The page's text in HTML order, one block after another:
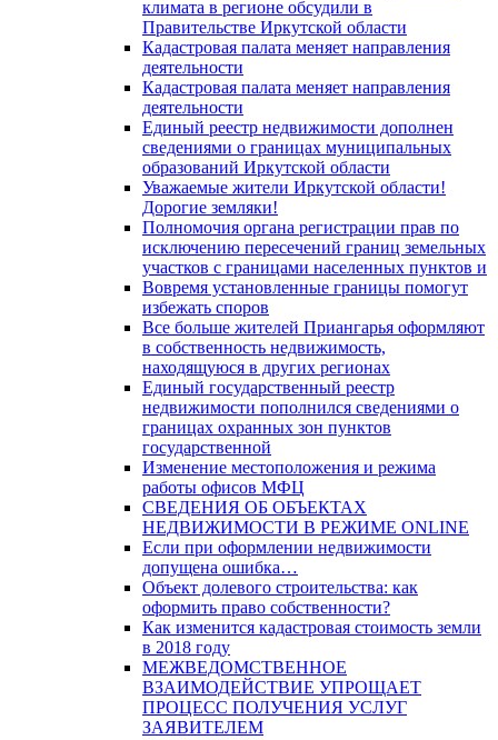
климата в регионе обсудили в
Правительстве Иркутской области
Кадастровая палата меняет направления
деятельности
Кадастровая палата меняет направления
деятельности
Единый реестр недвижимости дополнен
сведениями о границах муниципальных
образований Иркутской области
Уважаемые жители Иркутской области!
Дорогие земляки!
Полномочия органа регистрации прав по
исключению пересечений границ земельных
участков с границами населенных пунктов и
Вовремя установленные границы помогут
избежать споров
Все больше жителей Приангарья оформляют
в собственность недвижимость,
находящуюся в других регионах
Единый государственный реестр
недвижимости пополнился сведениями о
границах охранных зон пунктов
государственной
Изменение местоположения и режима
работы офисов МФЦ
СВЕДЕНИЯ ОБ ОБЪЕКТАХ
НЕДВИЖИМОСТИ В РЕЖИМЕ ONLINE
Если при оформлении недвижимости
допущена ошибка…
Объект долевого строительства: как
оформить право собственности?
Как изменится кадастровая стоимость земли
в 2018 году
МЕЖВЕДОМСТВЕННОЕ
ВЗАИМОДЕЙСТВИЕ УПРОЩАЕТ
ПРОЦЕСС ПОЛУЧЕНИЯ УСЛУГ
ЗАЯВИТЕЛЕМ